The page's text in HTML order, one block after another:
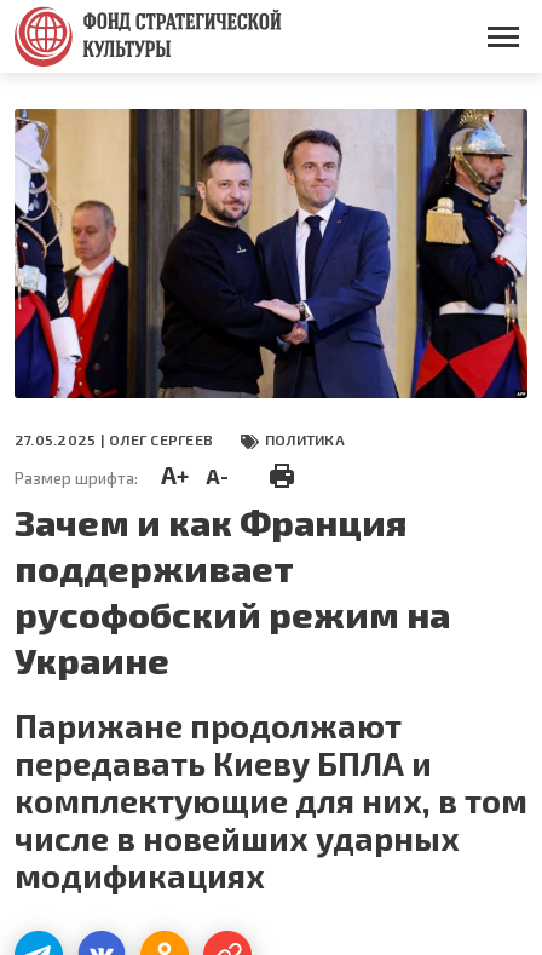
Перейти
основному
содержанию
Основная
27.05.2025 | ОЛЕГ СЕРГЕЕВ ПОЛИТИКА
Размер шрифта: A+ A-
Зачем и как Франция
поддерживает
русофобский режим на
Украине
Парижане продолжают
передавать Киеву БПЛА и
комплектующие для них, в том
числе в новейших ударных
модификациях